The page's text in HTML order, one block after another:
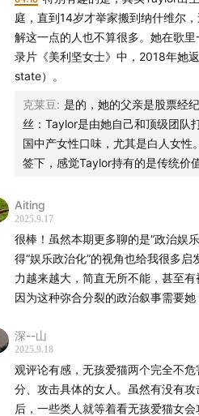
Economist
欢迎添加小助手微信（
本期剪辑】
舟：一个可爱的宝宝，梦想变成萨
庭，直到14岁才举家搬到纳什维尔
解这一点的人也不算很多。她在歌
录片《美利坚女士》中，2018年她
state）。
克莱豆: 是的，她的父亲是股票经
丝：Taylor是由她自己和顶级团队
国中产女性口味，尤其是白人女
签下，感觉Taylor持有的是传统价
Aiting
2025.9.17
很棒！虽然本期更多聊的是“政治娱
得“娱乐政治化”的视角也给我很多
力越来越大，简直无所不能，甚至
因为这种弥合分裂的政治叙事需要她
深--山
2025.9.18
观评论有感，无孩爱猫两个完全不
分、攻击具体的女人。虽然有没有
后，一些类人就等着看无孩爱猫女